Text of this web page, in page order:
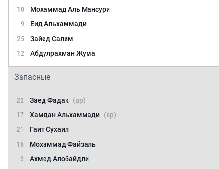
10
Мохаммад Аль Мансури
9
Еид Альхаммади
25
Зайед Салим
12
Абдулрахман Жума
Запасные
22 Заед Фадак (вр)
17
Хамдан Альхаммади (вр)
21
Гаит Сухаил
16
Мохаммад Файзаль
2
Ахмед Алобайдли